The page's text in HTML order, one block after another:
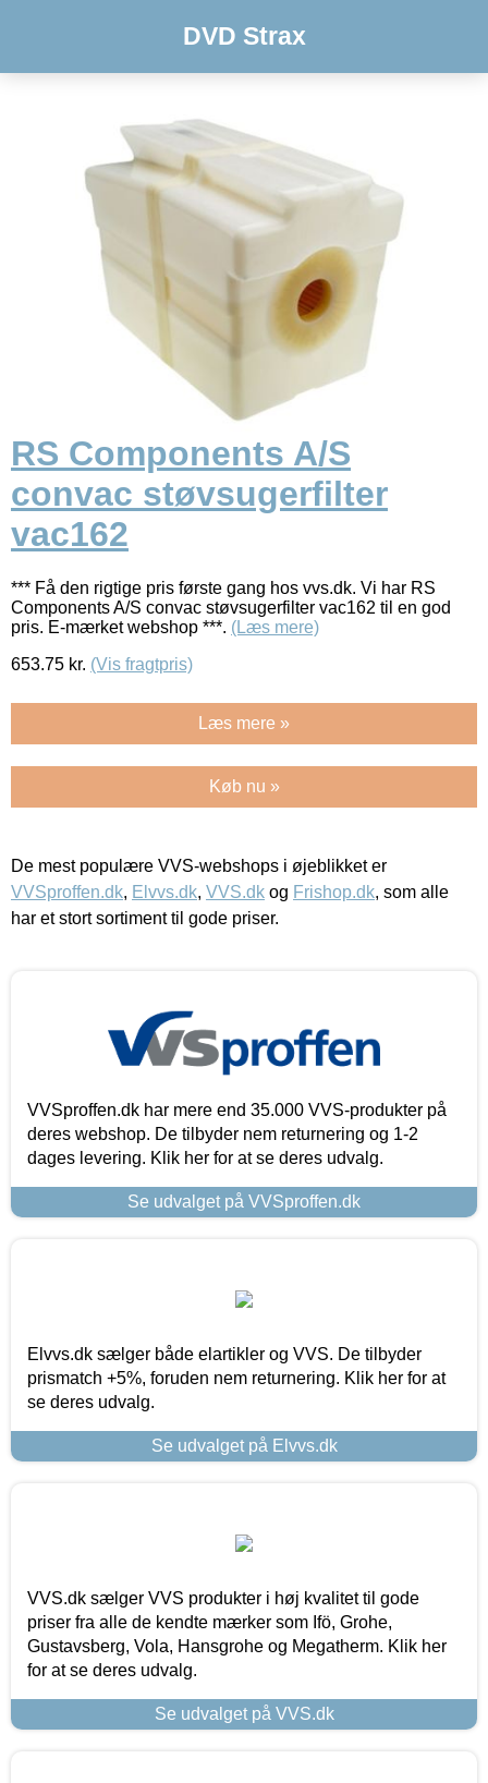
DVD Strax
RS Components A/S
convac støvsugerfilter
vac162
*** Få den rigtige pris første gang hos vvs.dk. Vi har RS
Components A/S convac støvsugerfilter vac162 til en god
pris. E-mærket webshop ***. (Læs mere)
653.75 kr. (Vis fragtpris)
Læs mere »
Køb nu »
De mest populære VVS-webshops i øjeblikket er
VVSproffen.dk, Elvvs.dk, VVS.dk og Frishop.dk, som alle
har et stort sortiment til gode priser.
VVSproffen.dk har mere end 35.000 VVS-produkter på
deres webshop. De tilbyder nem returnering og 1-2
dages levering. Klik her for at se deres udvalg.
Se udvalget på VVSproffen.dk
Elvvs.dk sælger både elartikler og VVS. De tilbyder
prismatch +5%, foruden nem returnering. Klik her for at
se deres udvalg.
Se udvalget på Elvvs.dk
VVS.dk sælger VVS produkter i høj kvalitet til gode
priser fra alle de kendte mærker som Ifö, Grohe,
Gustavsberg, Vola, Hansgrohe og Megatherm. Klik her
for at se deres udvalg.
Se udvalget på VVS.dk